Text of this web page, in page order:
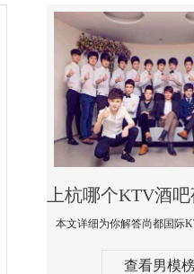
查看男模